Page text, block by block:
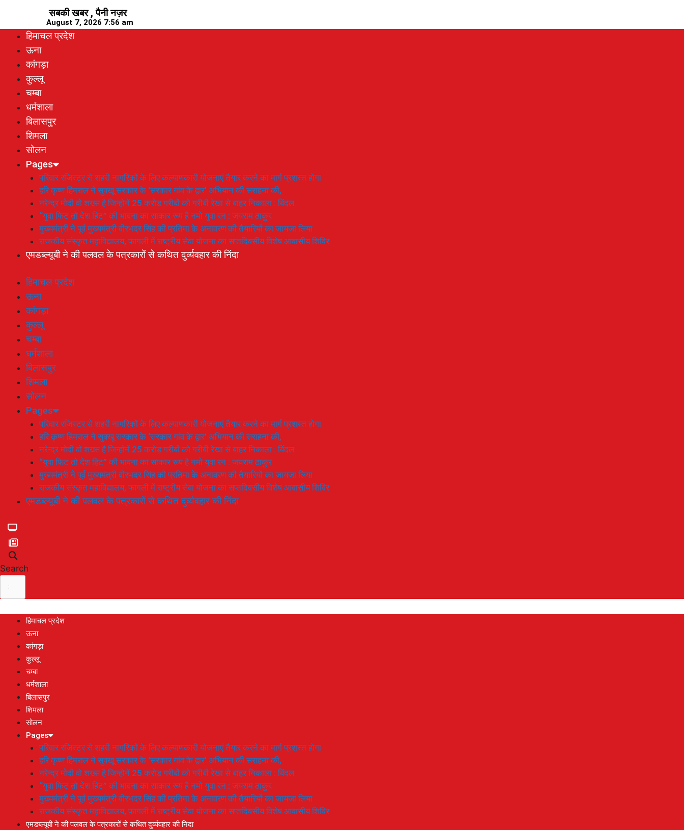
content
सबकी खबर , पैनी नज़र
August 7, 2026 7:56 am
हिमाचल प्रदेश
ऊना
कांगड़ा
कुल्लू
चम्बा
धर्मशाला
बिलासपुर
शिमला
सोलन
Pages
परिवार रजिस्टर से शहरी नागरिकों के लिए कल्याणकारी योजनाएं तैयार करने का मार्ग प्रशस्त होगा
हरि कृष्ण हिमराल ने सुक्खू सरकार के ‘सरकार गांव के द्वार’ अभियान की सराहना की,
नरेन्द्र मोदी वो शख्स है जिन्होनें 25 करोड़ गरीबों को गरीबी रेखा से बाहर निकाला : बिंदल
“युवा फिट तो देश हिट” की भावना का साकार रूप है नमो युवा रन : जयराम ठाकुर
मुख्यमंत्री ने पूर्व मुख्यमंत्री वीरभद्र सिंह की प्रतिमा के अनावरण की तैयारियों का जायजा लिया
राजकीय संस्कृत महाविद्यालय, फागली में राष्ट्रीय सेवा योजना का सप्तदिवसीय विशेष आवासीय शिविर
एमडब्ल्यूबी ने की पलवल के पत्रकारों से कथित दुर्व्यवहार की निंदा
हिमाचल प्रदेश
ऊना
कांगड़ा
कुल्लू
चम्बा
धर्मशाला
बिलासपुर
शिमला
सोलन
Pages
परिवार रजिस्टर से शहरी नागरिकों के लिए कल्याणकारी योजनाएं तैयार करने का मार्ग प्रशस्त होगा
हरि कृष्ण हिमराल ने सुक्खू सरकार के ‘सरकार गांव के द्वार’ अभियान की सराहना की,
नरेन्द्र मोदी वो शख्स है जिन्होनें 25 करोड़ गरीबों को गरीबी रेखा से बाहर निकाला : बिंदल
“युवा फिट तो देश हिट” की भावना का साकार रूप है नमो युवा रन : जयराम ठाकुर
मुख्यमंत्री ने पूर्व मुख्यमंत्री वीरभद्र सिंह की प्रतिमा के अनावरण की तैयारियों का जायजा लिया
राजकीय संस्कृत महाविद्यालय, फागली में राष्ट्रीय सेवा योजना का सप्तदिवसीय विशेष आवासीय शिविर
एमडब्ल्यूबी ने की पलवल के पत्रकारों से कथित दुर्व्यवहार की निंदा
Search
हिमाचल प्रदेश
ऊना
कांगड़ा
कुल्लू
चम्बा
धर्मशाला
बिलासपुर
शिमला
सोलन
Pages
परिवार रजिस्टर से शहरी नागरिकों के लिए कल्याणकारी योजनाएं तैयार करने का मार्ग प्रशस्त होगा
हरि कृष्ण हिमराल ने सुक्खू सरकार के ‘सरकार गांव के द्वार’ अभियान की सराहना की,
नरेन्द्र मोदी वो शख्स है जिन्होनें 25 करोड़ गरीबों को गरीबी रेखा से बाहर निकाला : बिंदल
“युवा फिट तो देश हिट” की भावना का साकार रूप है नमो युवा रन : जयराम ठाकुर
मुख्यमंत्री ने पूर्व मुख्यमंत्री वीरभद्र सिंह की प्रतिमा के अनावरण की तैयारियों का जायजा लिया
राजकीय संस्कृत महाविद्यालय, फागली में राष्ट्रीय सेवा योजना का सप्तदिवसीय विशेष आवासीय शिविर
एमडब्ल्यूबी ने की पलवल के पत्रकारों से कथित दुर्व्यवहार की निंदा